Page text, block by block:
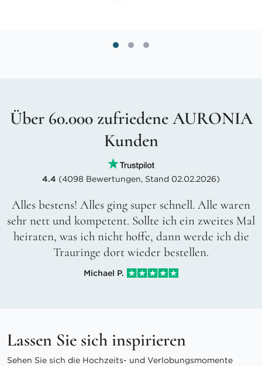
Über 60.000 zufriedene AURONIA
Kunden
4.4 (4098 Bewertungen, Stand 02.02.2026)
Alles bestens! Alles ging super schnell. Alle waren
sehr nett und kompetent. Sollte ich ein zweites Mal
heiraten, was ich nicht hoffe, dann werde ich die
Trauringe dort wieder bestellen.
Michael P.
Lassen Sie sich inspirieren
Sehen Sie sich die Hochzeits- und Verlobungsmomente